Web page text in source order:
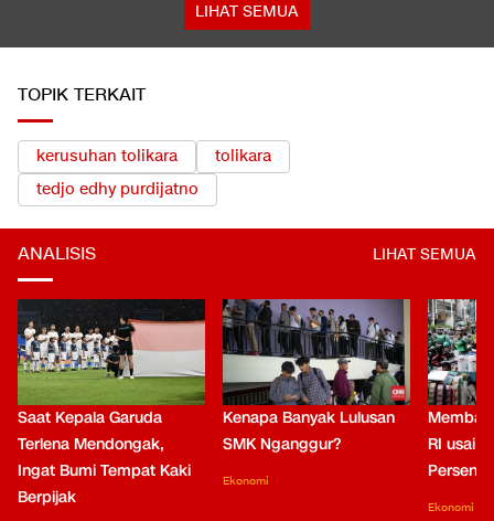
LIHAT SEMUA
TOPIK TERKAIT
kerusuhan tolikara
tolikara
tedjo edhy purdijatno
ANALISIS LIHAT SEMUA
Saat Kepala Garuda
Terlena Mendongak,
Ingat Bumi Tempat Kaki
Berpijak
Kenapa Banyak Lulusan
SMK Nganggur?
Ekonomi
RI usai
Persen
Ekonomi